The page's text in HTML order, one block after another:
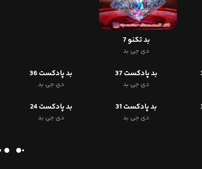
بد تکنو 7
دی جی بد
بد پادکست 37
دی جی بد
بد پادکست 36
دی جی بد
بد پادکست 31
دی جی بد
بد پادکست 24
دی جی بد